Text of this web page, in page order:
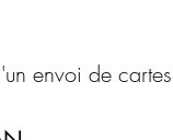
envoi de